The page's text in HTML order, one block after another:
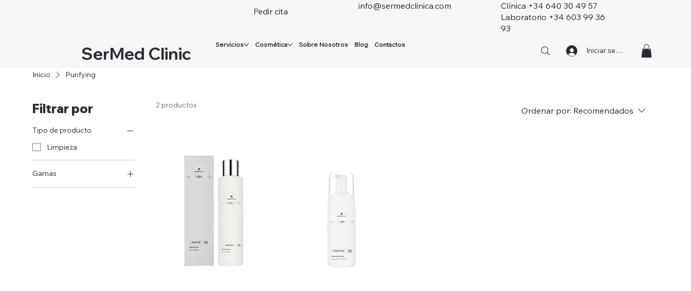
SerMed Clinic Servicios Cosmética Sobre Nosotros Blog Contactos
Iniciar sesión
Pedir cita
info@sermedclinica.com
Clínica +34 640 30 49 57
Laboratorio +34 603 99 36
93
Inicio Purifying
Filtrar por
Tipo de producto
Limpieza
Gamas
Purifying
2 productos
Ordenar por: Recomendados